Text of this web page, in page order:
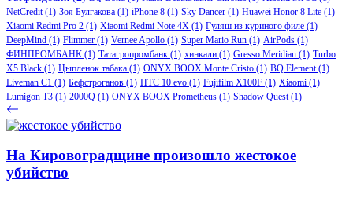
NetCredit (1) Зоя Булгакова (1) iPhone 8 (1) Sky Dancer (1) Huawei Honor 8 Lite (1)
Xiaomi Redmi Pro 2 (1) Xiaomi Redmi Note 4X (1) Гуляш из куриного филе (1)
DeepMind (1) Flimmer (1) Vernee Apollo (1) Super Mario Run (1) AirPods (1)
ФИНПРОМБАНК (1) Татагропромбанк (1) хинкали (1) Gresso Meridian (1) Turbo
X5 Black (1) Цыпленок табака (1) ONYX BOOX Monte Cristo (1) BQ Element (1)
Liveman C1 (1) Бефстроганов (1) HTC 10 evo (1) Fujifilm X100F (1) Xiaomi (1)
Lumigon T3 (1) 2000Q (1) ONYX BOOX Prometheus (1) Shadow Quest (1)
На Кировоградщине произошло жестокое
убийство